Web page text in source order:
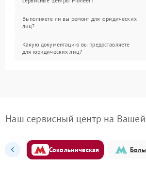
Выполняете ли вы ремонт для юридических
лиц?
Какую документацию вы предоставляете
для юридических лиц?
Наш сервисный центр на
Сокольническая